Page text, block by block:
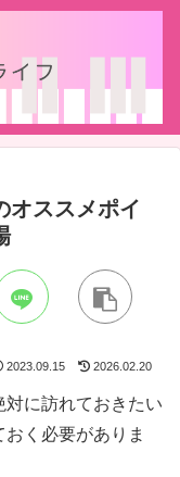
オススメポイ
2023.09.15 2026.02.20
に訪れておきたい
く必要がありま